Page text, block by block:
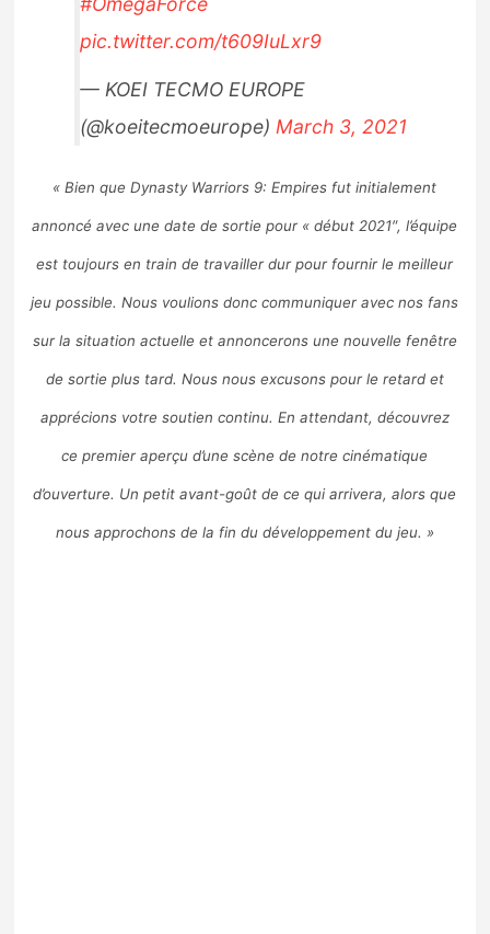
pic.twitter.com/t609IuLxr9
— KOEI TECMO EUROPE
(@koeitecmoeurope) March 3, 2021
« Bien que Dynasty Warriors 9: Empires fut initialement
annoncé avec une date de sortie pour « début 2021″, l’équipe
est toujours en train de travailler dur pour fournir le meilleur
jeu possible. Nous voulions donc communiquer avec nos fans
sur la situation actuelle et annoncerons une nouvelle fenêtre
de sortie plus tard. Nous nous excusons pour le retard et
apprécions votre soutien continu. En attendant, découvrez
ce premier aperçu d’une scène de notre cinématique
d’ouverture. Un petit avant-goût de ce qui arrivera, alors que
nous approchons de la fin du développement du jeu. »